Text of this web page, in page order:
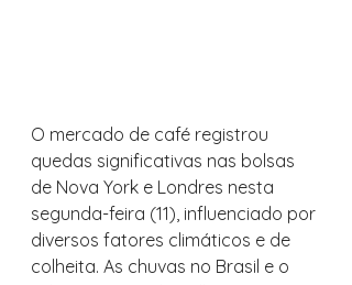
O mercado de café registrou
quedas significativas nas bolsas
de Nova York e Londres nesta
segunda-feira (11), influenciado por
diversos fatores climáticos e de
colheita. As chuvas no Brasil e o